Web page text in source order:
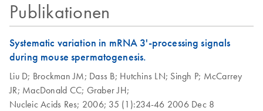
This protocol is designed for 96 parallel plasmid DNA
preparations from 1.3 ml overnight cultures.
Positive-pressure-
based plasmid
preparation using
QIAprep chemistries
EN
Microtubes
Publikationen
Systematic variation in mRNA 3'-processing signals
during mouse spermatogenesis.
Liu D; Brockman JM; Dass B; Hutchins LN; Singh P; McCarrey
JR; MacDonald CC; Graber JH;
Nucleic Acids Res; 2006; 35 (1):234-46 2006 Dec 8